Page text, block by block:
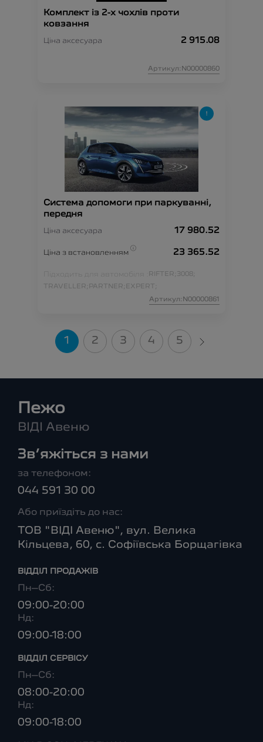
Комплект із 2-х чохлів проти
ковзання
Ціна аксесуара 2 915.08
Артикул:N00000860
Система допомоги при паркуванні,
передня
Ціна аксесуара 17 980.52
Ціна з встановленням 23 365.52
Підходить для автомобіля : RIFTER; 3008;
TRAVELLER; PARTNER; EXPERT;
Артикул:N00000861
1 2 3 4 5
Пежо
ВІДІ Авеню
Зв’яжіться з нами
за телефоном:
044 591 30 00
Або приїздіть до нас:
ТОВ "ВІДІ Авеню", вул. Велика
Кільцева, 60, с. Софіївська Борщагівка
ВІДДІЛ ПРОДАЖІВ
Пн–Сб:
09:00-20:00
Нд:
09:00-18:00
ВІДДІЛ CЕРВІСУ
Пн–Сб:
08:00-20:00
Нд:
09:00-18:00